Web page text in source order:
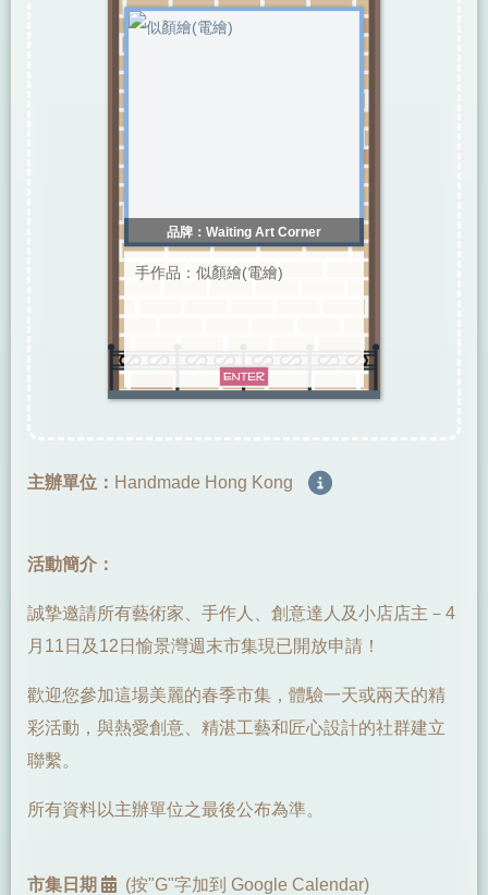
品牌：Waiting Art Corner
手作品：似顏繪(電繪)
主辦單位： Handmade Hong Kong
活動簡介：
誠摯邀請所有藝術家、手作人、創意達人及小店店主－4
月11日及12日愉景灣週末市集現已開放申請！
歡迎您參加這場美麗的春季市集，體驗一天或兩天的精
彩活動，與熱愛創意、精湛工藝和匠心設計的社群建立
聯繫。
所有資料以主辦單位之最後公布為準。
市集日期 (按"G"字加到 Google Calendar)